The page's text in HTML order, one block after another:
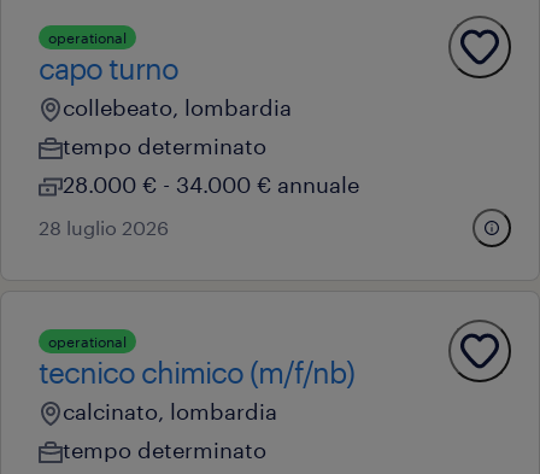
operational
capo turno
collebeato, lombardia
tempo determinato
28.000 € - 34.000 € annuale
28 luglio 2026
operational
tecnico chimico (m/f/nb)
calcinato, lombardia
tempo determinato